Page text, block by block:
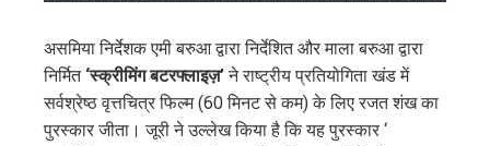
असमिया निर्देशक एमी बरुआ द्वारा निर्देशित और माला बरुआ द्वारा
निर्मित ‘स्क्रीमिंग बटरफ्लाइज़’ने राष्ट्रीय प्रतियोगिता खंड में
सर्वश्रेष्ठ वृत्तचित्र फिल्म (60 मिनट से कम) के लिए रजत शंख का
पुरस्कार जीता। जूरी ने उल्लेख किया है कि यह पुरस्कार ‘